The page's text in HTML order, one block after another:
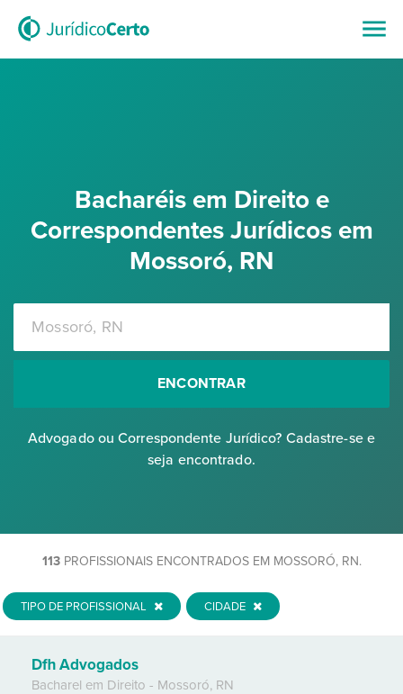
Bacharéis em Direito e
Correspondentes Jurídicos em
Mossoró, RN
ENCONTRAR
Advogado ou Correspondente Jurídico? Cadastre-se e
seja encontrado.
113PROFISSIONAIS ENCONTRADOS EM MOSSORÓ, RN.
TIPO DE PROFISSIONAL CIDADE
Dfh Advogados
Bacharel em Direito - Mossoró, RN